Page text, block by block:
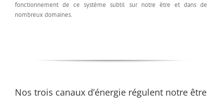
fonctionnement de ce système subtil sur notre être et dans de
nombreux domaines.
Nos trois canaux d’énergie régulent notre être